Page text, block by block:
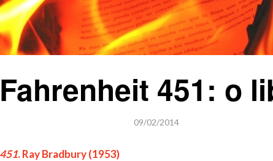
Fahrenheit 451: o
09/02/2014
. Ray Bradbury (1953)